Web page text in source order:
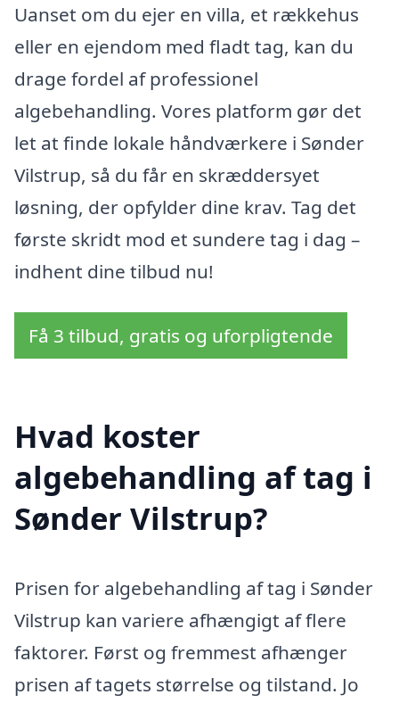
Uanset om du ejer en villa, et rækkehus
eller en ejendom med fladt tag, kan du
drage fordel af professionel
algebehandling. Vores platform gør det
let at finde lokale håndværkere i Sønder
Vilstrup, så du får en skræddersyet
løsning, der opfylder dine krav. Tag det
første skridt mod et sundere tag i dag –
indhent dine tilbud nu!
Få 3 tilbud, gratis og uforpligtende
Hvad koster
algebehandling af tag i
Sønder Vilstrup?
Prisen for algebehandling af tag i Sønder
Vilstrup kan variere afhængigt af flere
faktorer. Først og fremmest afhænger
prisen af tagets størrelse og tilstand. Jo